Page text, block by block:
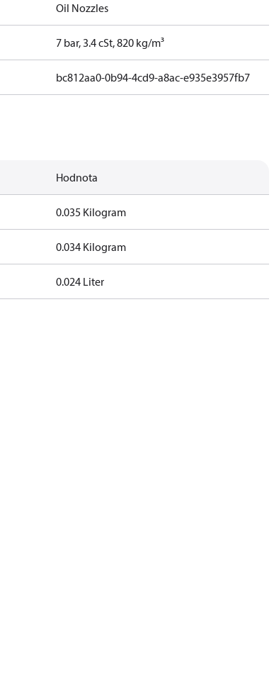
Oil Nozzles
7 bar, 3.4 cSt, 820 kg/m³
bc812aa0-0b94-4cd9-a8ac-e935e3957fb7
Hodnota
0.035 Kilogram
0.034 Kilogram
0.024 Liter